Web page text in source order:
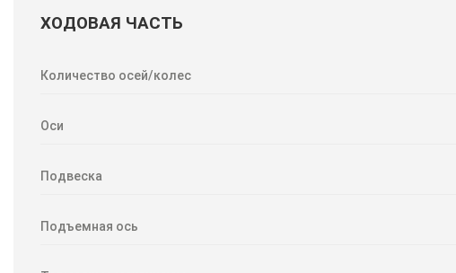
ХОДОВАЯ ЧАСТЬ
Количество осей/колес
Оси
Подвеска
Подъемная ось